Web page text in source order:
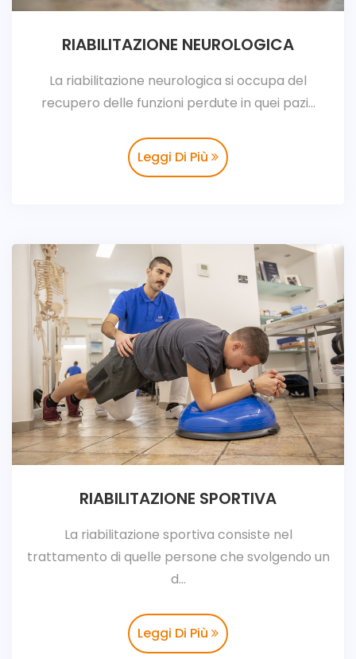
RIABILITAZIONE NEUROLOGICA
La riabilitazione neurologica si occupa del
recupero delle funzioni perdute in quei pazi...
Leggi Di Più
RIABILITAZIONE SPORTIVA
La riabilitazione sportiva consiste nel
trattamento di quelle persone che svolgendo un
d...
Leggi Di Più